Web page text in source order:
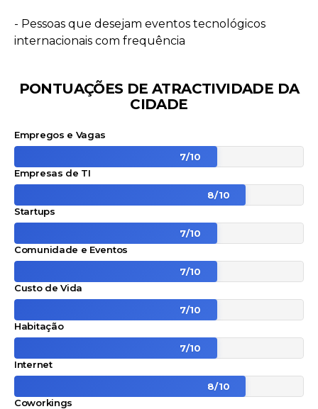
- Pessoas que desejam eventos tecnológicos
internacionais com frequência
PONTUAÇÕES DE ATRACTIVIDADE DA
CIDADE
Empregos e Vagas
7/10
Empresas de TI
8/10
Startups
7/10
Comunidade e Eventos
7/10
Custo de Vida
7/10
Habitação
7/10
Internet
8/10
Coworkings